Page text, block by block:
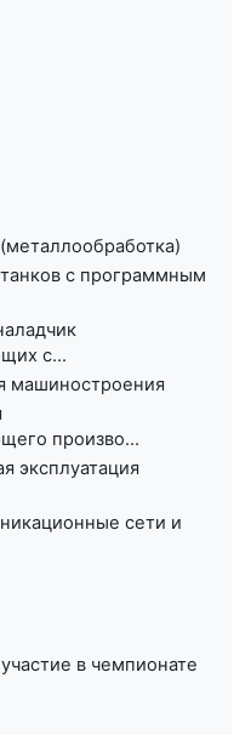
с программным
с...
машиностроения
произво...
эксплуатация
сети и
в чемпионате